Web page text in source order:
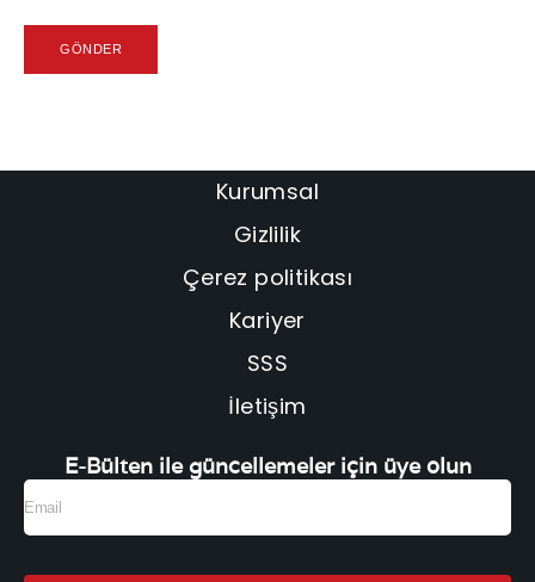
GÖNDER
Kurumsal
Gizlilik
Çerez politikası
Kariyer
SSS
İletişim
E-Bülten ile güncellemeler için üye olun